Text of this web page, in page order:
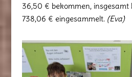
36,50 € bekommen,
738,06 € eingesammelt. (Eva)